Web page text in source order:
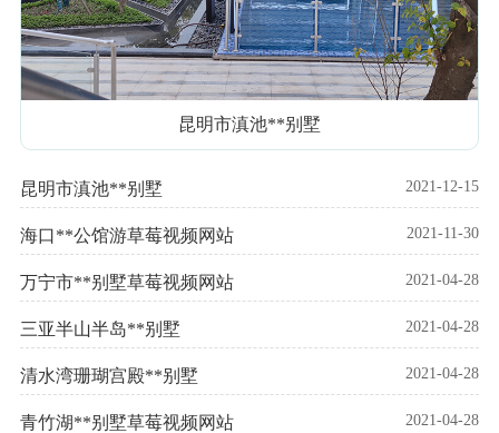
昆明市滇池**别墅
昆明市滇池**别墅 2021-12-15
海口**公馆游草莓视频网站 2021-11-30
万宁市**别墅草莓视频网站 2021-04-28
三亚半山半岛**别墅 2021-04-28
清水湾珊瑚宫殿**别墅 2021-04-28
青竹湖**别墅草莓视频网站 2021-04-28